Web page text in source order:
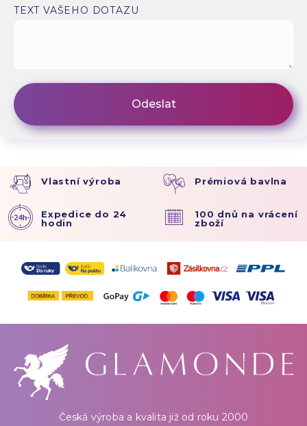
TEXT VAŠEHO DOTAZU
Vlastní výroba Prémiová bavlna
Expedice do 24
hodin
100 dnů na vrácení
zboží
Česká výroba a kvalita již od roku 2000